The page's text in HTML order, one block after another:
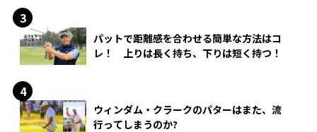
パットで距離感を合わせる簡単な方法はコ
レ！ 上りは長く持ち、下りは短く持つ！
ウィンダム・クラークのパターはまた、流
行ってしまうのか?